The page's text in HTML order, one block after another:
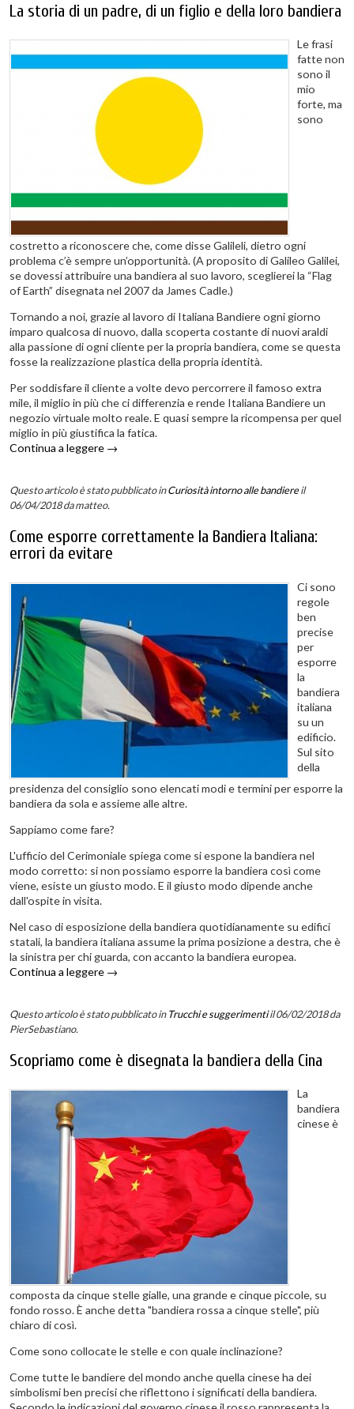
La storia di un padre, di un figlio e della loro bandiera
Le frasi
fatte non
sono il
mio
forte, ma
sono
costretto a riconoscere che, come disse Galileli, dietro ogni
problema c’è sempre un’opportunità. (A proposito di Galileo Galilei,
se dovessi attribuire una bandiera al suo lavoro, sceglierei la “Flag
of Earth” disegnata nel 2007 da James Cadle.)
Tornando a noi, grazie al lavoro di Italiana Bandiere ogni giorno
imparo qualcosa di nuovo, dalla scoperta costante di nuovi araldi
alla passione di ogni cliente per la propria bandiera, come se questa
fosse la realizzazione plastica della propria identità.
Per soddisfare il cliente a volte devo percorrere il famoso extra
mile, il miglio in più che ci differenzia e rende Italiana Bandiere un
negozio virtuale molto reale. E quasi sempre la ricompensa per quel
miglio in più giustifica la fatica.
Continua a leggere →
Questo articolo è stato pubblicato inCuriosità intorno alle bandiereil
06/04/2018da matteo.
Come esporre correttamente la Bandiera Italiana:
errori da evitare
Ci sono
regole
ben
precise
per
esporre
la
bandiera
italiana
su un
edificio.
Sul sito
della
presidenza del consiglio sono elencati modi e termini per esporre la
bandiera da sola e assieme alle altre.
Sappiamo come fare?
L'ufficio del Cerimoniale spiega come si espone la bandiera nel
modo corretto: si non possiamo esporre la bandiera così come
viene, esiste un giusto modo. E il giusto modo dipende anche
dall'ospite in visita.
Nel caso di esposizione della bandiera quotidianamente su edifici
statali, la bandiera italiana assume la prima posizione a destra, che è
la sinistra per chi guarda, con accanto la bandiera europea.
Continua a leggere →
Questo articolo è stato pubblicato inTrucchi e suggerimentiil 06/02/2018da
PierSebastiano.
Scopriamo come è disegnata la bandiera della Cina
La
bandiera
cinese è
composta da cinque stelle gialle, una grande e cinque piccole, su
fondo rosso. È anche detta "bandiera rossa a cinque stelle", più
chiaro di così.
Come sono collocate le stelle e con quale inclinazione?
Come tutte le bandiere del mondo anche quella cinese ha dei
simbolismi ben precisi che riflettono i significati della bandiera.